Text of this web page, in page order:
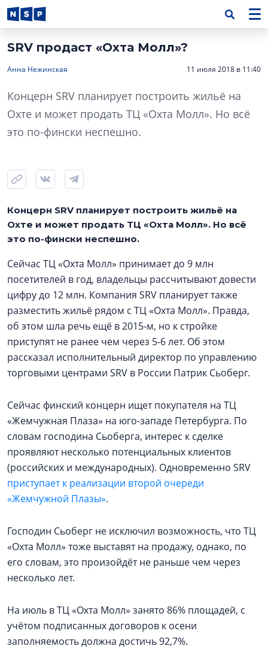
SRV продаст «Охта Молл»?
Анна Нежинская 11 июля 2018 в 11:40
Концерн SRV планирует построить жильё на
Охте и может продать ТЦ «Охта Молл». Но всё
это по-фински неспешно.
Концерн SRV планирует построить жильё на
Охте и может продать ТЦ «Охта Молл». Но всё
это по-фински неспешно.
Сейчас ТЦ «Охта Молл» принимает до 9 млн
посетителей в год, владельцы рассчитывают довести
цифру до 12 млн. Компания SRV планирует также
разместить жильё рядом с ТЦ «Охта Молл». Правда,
об этом шла речь ещё в 2015-м, но к стройке
приступят не ранее чем через 5-6 лет. Об этом
рассказал исполнительный директор по управлению
торговыми центрами SRV в России Патрик Сьоберг.
Сейчас финский концерн ищет покупателя на ТЦ
«Жемчужная Плаза» на юго-западе Петербурга. По
словам господина Сьоберга, интерес к сделке
проявляют несколько потенциальных клиентов
(российских и международных). Одновременно SRV
приступает к реализации второй очереди
«Жемчужной Плазы».
Господин Сьоберг не исключил возможность, что ТЦ
«Охта Молл» тоже выставят на продажу, однако, по
его словам, это произойдёт не раньше чем через
несколько лет.
На июль в ТЦ «Охта Молл» занято 86% площадей, с
учётом подписанных договоров к осени
заполняемость должна достичь 92,7%.